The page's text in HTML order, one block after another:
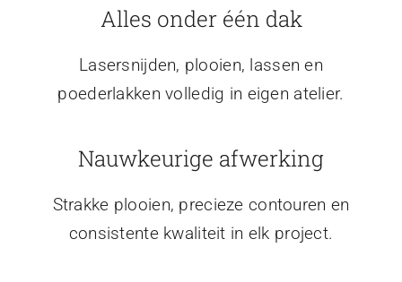
Alles onder één dak
Lasersnijden, plooien, lassen en
poederlakken volledig in eigen atelier.
Nauwkeurige afwerking
Strakke plooien, precieze contouren en
consistente kwaliteit in elk project.